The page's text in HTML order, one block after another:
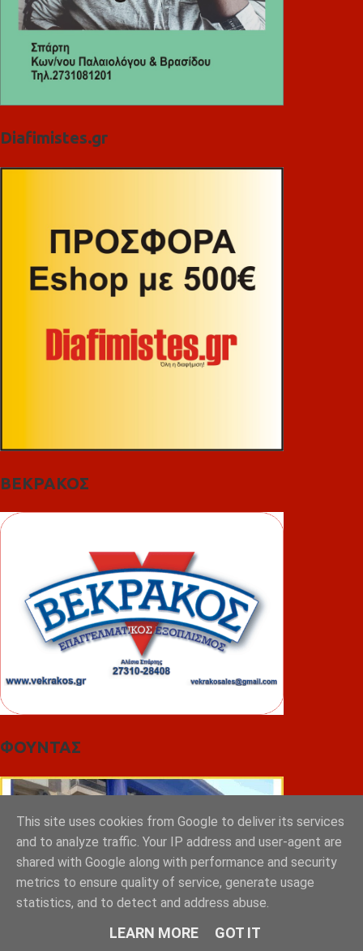
Diafimistes.gr
ΒΕΚΡΑΚΟΣ
ΦΟΥΝΤΑΣ
This site uses cookies from Google to deliver its services
and to analyze traffic. Your IP address and user-agent are
shared with Google along with performance and security
metrics to ensure quality of service, generate usage
statistics, and to detect and address abuse.
LEARN MORE GOT IT